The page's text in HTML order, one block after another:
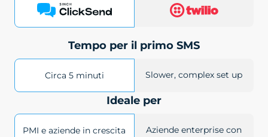
Tempo per il primo SMS
Circa 5 minuti Slower, complex set up
Ideale per
PMI e aziende in crescita
Aziende enterprise con